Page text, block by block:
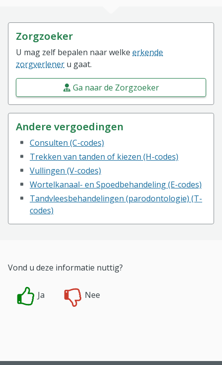
Zorgzoeker
U mag zelf bepalen naar welke erkende
zorgverlener u gaat.
Ga naar de Zorgzoeker
Andere vergoedingen
Consulten (C-codes)
Trekken van tanden of kiezen (H-codes)
Vullingen (V-codes)
Wortelkanaal- en Spoedbehandeling (E-codes)
Tandvleesbehandelingen (parodontologie) (T-
codes)
Vond u deze informatie nuttig?
Ja Nee